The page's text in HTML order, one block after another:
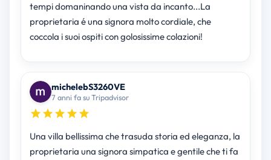
tempi domaninando una vista da incanto...La
proprietaria é una signora molto cordiale, che
coccola i suoi ospiti con golosissime colazioni!
michelebS3260VE
7 anni fa su Tripadvisor
Una villa bellissima che trasuda storia ed eleganza, la
proprietaria una signora simpatica e gentile che ti fa